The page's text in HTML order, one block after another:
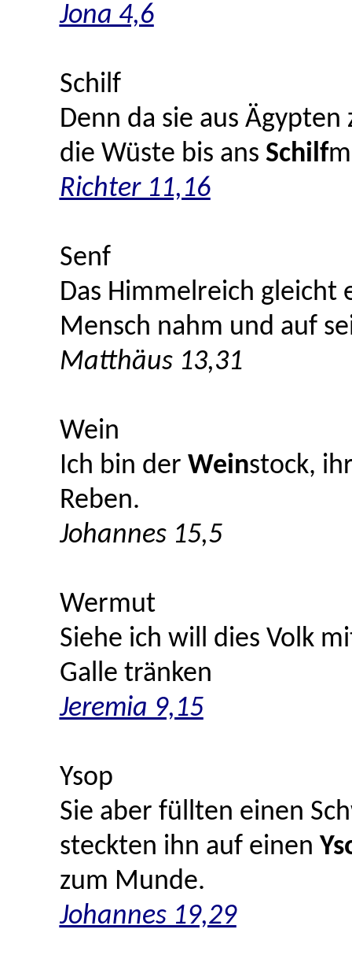
Jona 4,6
Schilf
Denn da sie aus
die Wüste bis ans Schilf
Richter 11,16
Senf
Das Himmelreich gleicht
Mensch nahm und auf
Matthäus 13,31
Wein
Ich bin der Weinstock,
Reben.
Johannes 15,5
Wermut
Siehe ich will dies Volk
Galle tränken
Jeremia 9,15
Ysop
Sie aber füllten einen
steckten ihn auf einen
zum Munde.
Johannes 19,29